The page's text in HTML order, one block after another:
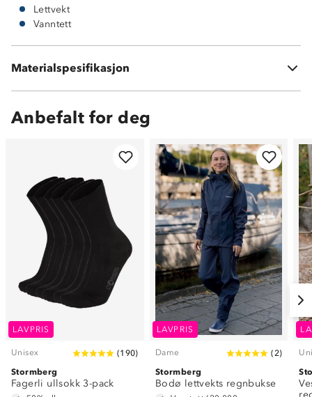
Lettvekt
Vanntett
Materialspesifikasjon
Vedlikehold: bør rengjøres og impregneres jevnlig
Anbefalt for deg
LAVPRIS
Unisex (190)
Stormberg
Fagerli ullsokk 3-pack
LAVPRIS
Dame ( 2)
Stormberg
Bodø lettvekts regnbukse